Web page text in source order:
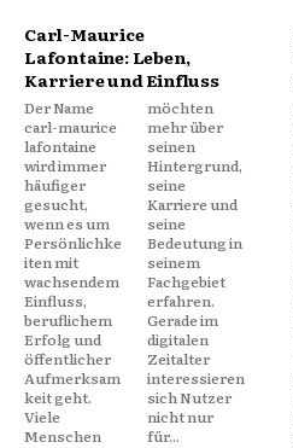
Carl-Maurice
Lafontaine: Leben,
Karriere und Einfluss
Der Name
carl-maurice
lafontaine
wird immer
häufiger
gesucht,
wenn es um
Persönlichke
iten mit
wachsendem
Einfluss,
beruflichem
Erfolg und
öffentlicher
Aufmerksam
keit geht.
Viele
Menschen
möchten
mehr über
seinen
Hintergrund,
seine
Karriere und
seine
Bedeutung in
seinem
Fachgebiet
erfahren.
Gerade im
digitalen
Zeitalter
interessieren
sich Nutzer
nicht nur
für...